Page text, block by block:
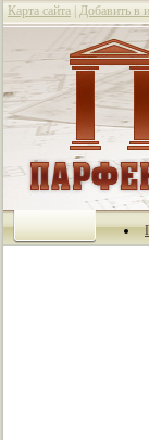
Карта сайта Добавить в